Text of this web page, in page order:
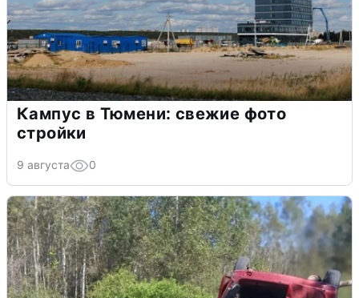
Кампус в Тюмени: свежие фото
стройки
9 августа 0